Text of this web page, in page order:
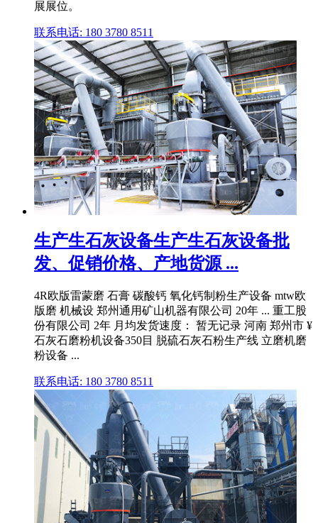
展展位。
联系电话: 180 3780 8511
生产生石灰设备生产生石灰设备批
发、促销价格、产地货源 ...
4R欧版雷蒙磨 石膏 碳酸钙 氧化钙制粉生产设备 mtw欧
版磨 机械设 郑州通用矿山机器有限公司 20年 ... 重工股
份有限公司 2年 月均发货速度： 暂无记录 河南 郑州市 ¥
石灰石磨粉机设备350目 脱硫石灰石粉生产线 立磨机磨
粉设备 ...
联系电话: 180 3780 8511